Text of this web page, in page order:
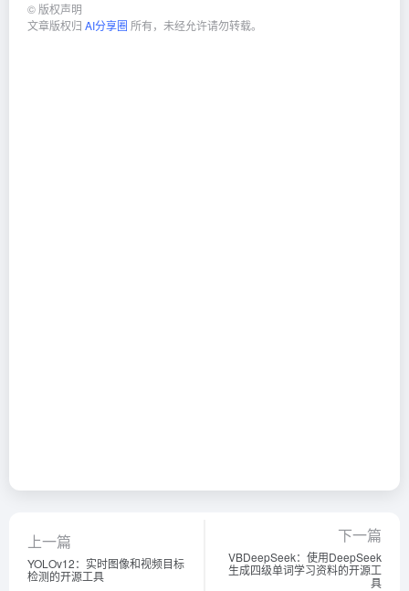
©版权声明
文章版权归 AI分享圈 所有，未经允许请勿转载。
上一篇
YOLOv12：实时图像和视频目标
检测的开源工具
下一篇
VBDeepSeek：使用DeepSeek
生成四级单词学习资料的开源工
具